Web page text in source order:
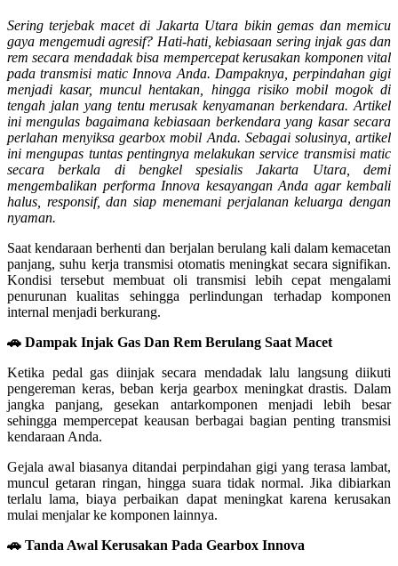
Sering terjebak macet di Jakarta Utara bikin gemas dan memicu
gaya mengemudi agresif? Hati-hati, kebiasaan sering injak gas dan
rem secara mendadak bisa mempercepat kerusakan komponen vital
pada transmisi matic Innova Anda. Dampaknya, perpindahan gigi
menjadi kasar, muncul hentakan, hingga risiko mobil mogok di
tengah jalan yang tentu merusak kenyamanan berkendara. Artikel
ini mengulas bagaimana kebiasaan berkendara yang kasar secara
perlahan menyiksa gearbox mobil Anda. Sebagai solusinya, artikel
ini mengupas tuntas pentingnya melakukan service transmisi matic
secara berkala di bengkel spesialis Jakarta Utara, demi
mengembalikan performa Innova kesayangan Anda agar kembali
halus, responsif, dan siap menemani perjalanan keluarga dengan
nyaman.
Saat kendaraan berhenti dan berjalan berulang kali dalam kemacetan
panjang, suhu kerja transmisi otomatis meningkat secara signifikan.
Kondisi tersebut membuat oli transmisi lebih cepat mengalami
penurunan kualitas sehingga perlindungan terhadap komponen
internal menjadi berkurang.
🚗 Dampak Injak Gas Dan Rem Berulang Saat Macet
Ketika pedal gas diinjak secara mendadak lalu langsung diikuti
pengereman keras, beban kerja gearbox meningkat drastis. Dalam
jangka panjang, gesekan antarkomponen menjadi lebih besar
sehingga mempercepat keausan berbagai bagian penting transmisi
kendaraan Anda.
Gejala awal biasanya ditandai perpindahan gigi yang terasa lambat,
muncul getaran ringan, hingga suara tidak normal. Jika dibiarkan
terlalu lama, biaya perbaikan dapat meningkat karena kerusakan
mulai menjalar ke komponen lainnya.
🚗 Tanda Awal Kerusakan Pada Gearbox Innova